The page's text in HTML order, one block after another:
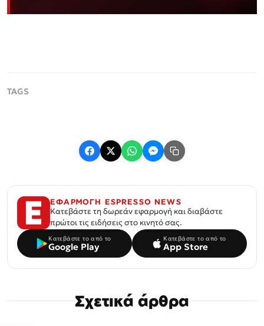
ΕΦΑΡΜΟΓΗ ESPRESSO NEWS
Κατεβάστε τη δωρεάν εφαρμογή και διαβάστε
πρώτοι τις ειδήσεις στο κινητό σας.
Κατεβάστε το από το
Google Play
Κατεβάστε το από το
App Store
Σχετικά άρθρα